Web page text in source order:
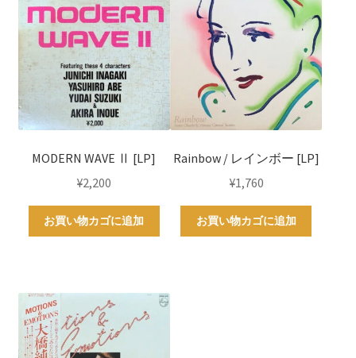
MODERN WAVE Ⅱ [LP]
¥2,200
お買い物カゴに追加
Rainbow / レインボー [LP]
¥1,760
お買い物カゴに追加